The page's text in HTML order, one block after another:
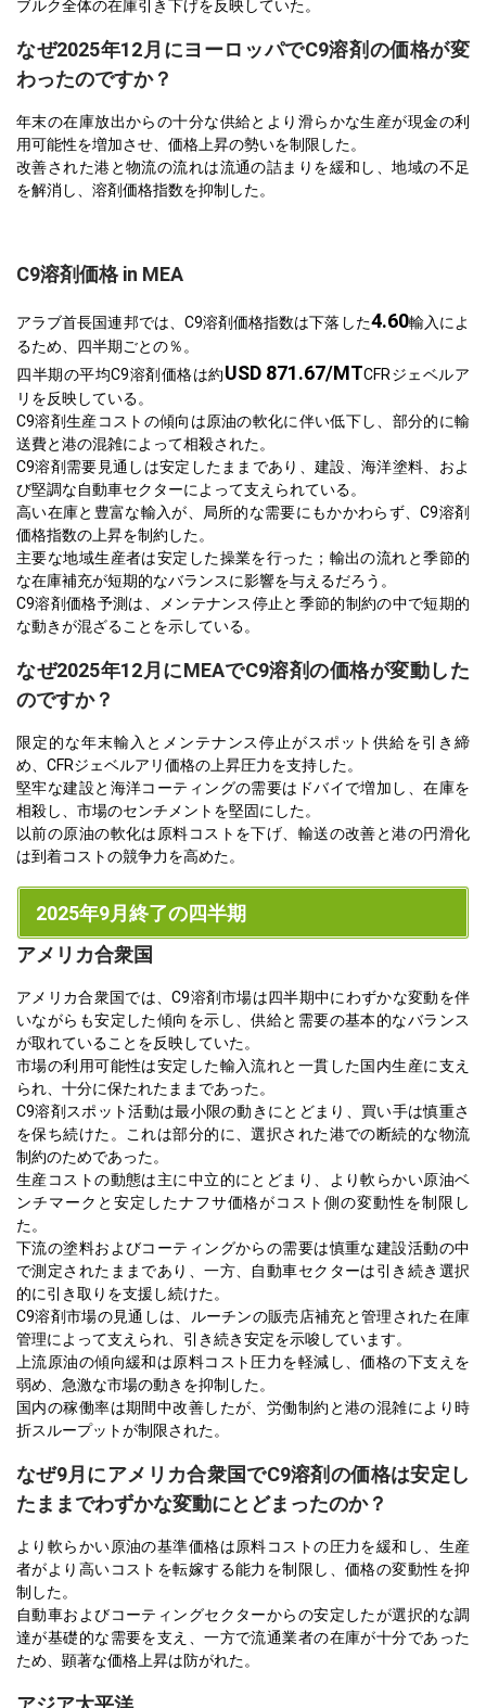
ブルク全体の在庫引き下げを反映していた。
なぜ2025年12月にヨーロッパでC9溶剤の価格が変
わったのですか？
年末の在庫放出からの十分な供給とより滑らかな生産が現金の利
用可能性を増加させ、価格上昇の勢いを制限した。
改善された港と物流の流れは流通の詰まりを緩和し、地域の不足
を解消し、溶剤価格指数を抑制した。
C9溶剤価格 in MEA
アラブ首長国連邦では、C9溶剤価格指数は下落した4.60輸入によ
るため、四半期ごとの％。
四半期の平均C9溶剤価格は約USD 871.67/MTCFRジェベルア
リを反映している。
C9溶剤生産コストの傾向は原油の軟化に伴い低下し、部分的に輸
送費と港の混雑によって相殺された。
C9溶剤需要見通しは安定したままであり、建設、海洋塗料、およ
び堅調な自動車セクターによって支えられている。
高い在庫と豊富な輸入が、局所的な需要にもかかわらず、C9溶剤
価格指数の上昇を制約した。
主要な地域生産者は安定した操業を行った；輸出の流れと季節的
な在庫補充が短期的なバランスに影響を与えるだろう。
C9溶剤価格予測は、メンテナンス停止と季節的制約の中で短期的
な動きが混ざることを示している。
なぜ2025年12月にMEAでC9溶剤の価格が変動した
のですか？
限定的な年末輸入とメンテナンス停止がスポット供給を引き締
め、CFRジェベルアリ価格の上昇圧力を支持した。
堅牢な建設と海洋コーティングの需要はドバイで増加し、在庫を
相殺し、市場のセンチメントを堅固にした。
以前の原油の軟化は原料コストを下げ、輸送の改善と港の円滑化
は到着コストの競争力を高めた。
2025年9月終了の四半期
アメリカ合衆国
アメリカ合衆国では、C9溶剤市場は四半期中にわずかな変動を伴
いながらも安定した傾向を示し、供給と需要の基本的なバランス
が取れていることを反映していた。
市場の利用可能性は安定した輸入流れと一貫した国内生産に支え
られ、十分に保たれたままであった。
C9溶剤スポット活動は最小限の動きにとどまり、買い手は慎重さ
を保ち続けた。これは部分的に、選択された港での断続的な物流
制約のためであった。
生産コストの動態は主に中立的にとどまり、より軟らかい原油ベ
ンチマークと安定したナフサ価格がコスト側の変動性を制限し
た。
下流の塗料およびコーティングからの需要は慎重な建設活動の中
で測定されたままであり、一方、自動車セクターは引き続き選択
的に引き取りを支援し続けた。
C9溶剤市場の見通しは、ルーチンの販売店補充と管理された在庫
管理によって支えられ、引き続き安定を示唆しています。
上流原油の傾向緩和は原料コスト圧力を軽減し、価格の下支えを
弱め、急激な市場の動きを抑制した。
国内の稼働率は期間中改善したが、労働制約と港の混雑により時
折スループットが制限された。
なぜ9月にアメリカ合衆国でC9溶剤の価格は安定し
たままでわずかな変動にとどまったのか？
より軟らかい原油の基準価格は原料コストの圧力を緩和し、生産
者がより高いコストを転嫁する能力を制限し、価格の変動性を抑
制した。
自動車およびコーティングセクターからの安定したが選択的な調
達が基礎的な需要を支え、一方で流通業者の在庫が十分であった
ため、顕著な価格上昇は防がれた。